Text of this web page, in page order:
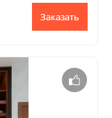
Заказать